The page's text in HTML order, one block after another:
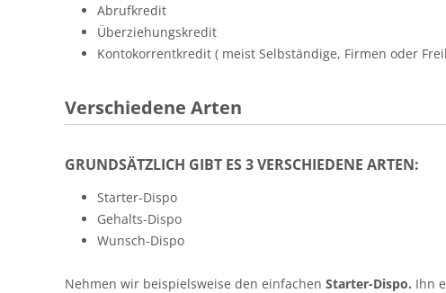
Abrufkredit
Überziehungskredit
Kontokorrentkredit ( meist Selbständige, Firmen oder
Verschiedene Arten
GRUNDSÄTZLICH GIBT ES 3 VERSCHIEDENE ARTEN:
Starter-Dispo
Gehalts-Dispo
Wunsch-Dispo
Nehmen wir beispielsweise den einfachen Starter-Dispo. Ihn